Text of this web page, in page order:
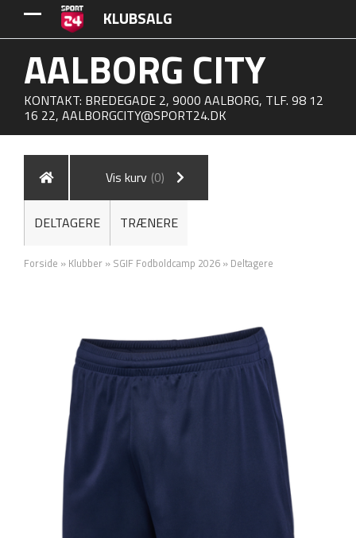
KLUBSALG
AALBORG CITY
KONTAKT: BREDEGADE 2, 9000 AALBORG, TLF. 98 12
16 22, AALBORGCITY@SPORT24.DK
Vis kurv (0)
DELTAGERE TRÆNERE
Forside » Klubber » SGIF Fodboldcamp 2026 » Deltagere